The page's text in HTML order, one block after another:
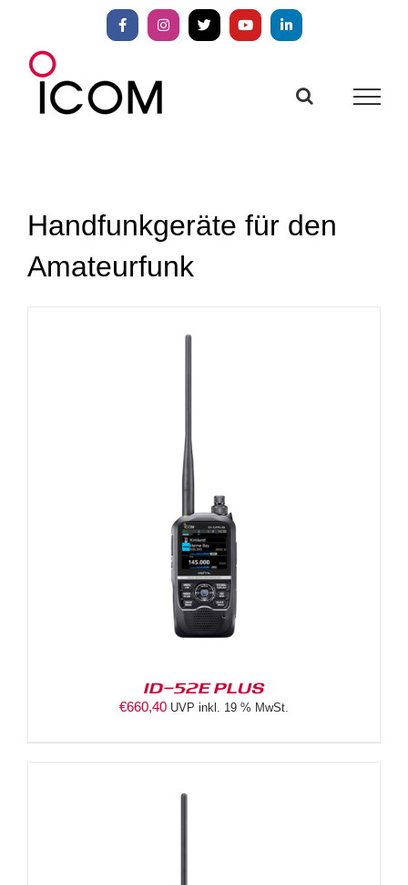
springen
FacebookInstagram
X YouTubeLinkedIn
Handfunkgeräte für den
Amateurfunk
ID-52E PLUS
€660,40 UVP inkl. 19 % MwSt.